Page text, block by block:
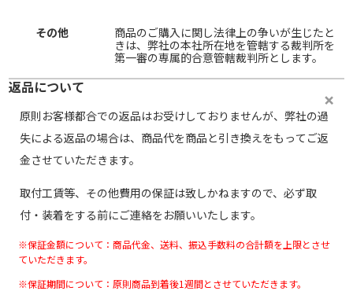
その他
商品のご購入に関し法律上の争いが生じたと
きは、弊社の本社所在地を管轄する裁判所を
第一審の専属的合意管轄裁判所とします。
返品について
原則お客様都合での返品はお受けしておりませんが、弊社の過
失による返品の場合は、商品代を商品と引き換えをもってご返
金させていただきます。
取付工賃等、その他費用の保証は致しかねますので、必ず取
付・装着をする前にご連絡をお願いいたします。
※保証金額について：商品代金、送料、振込手数料の合計額を上限とさせ
ていただきます。
※保証期間について：原則商品到着後1週間とさせていただきます。